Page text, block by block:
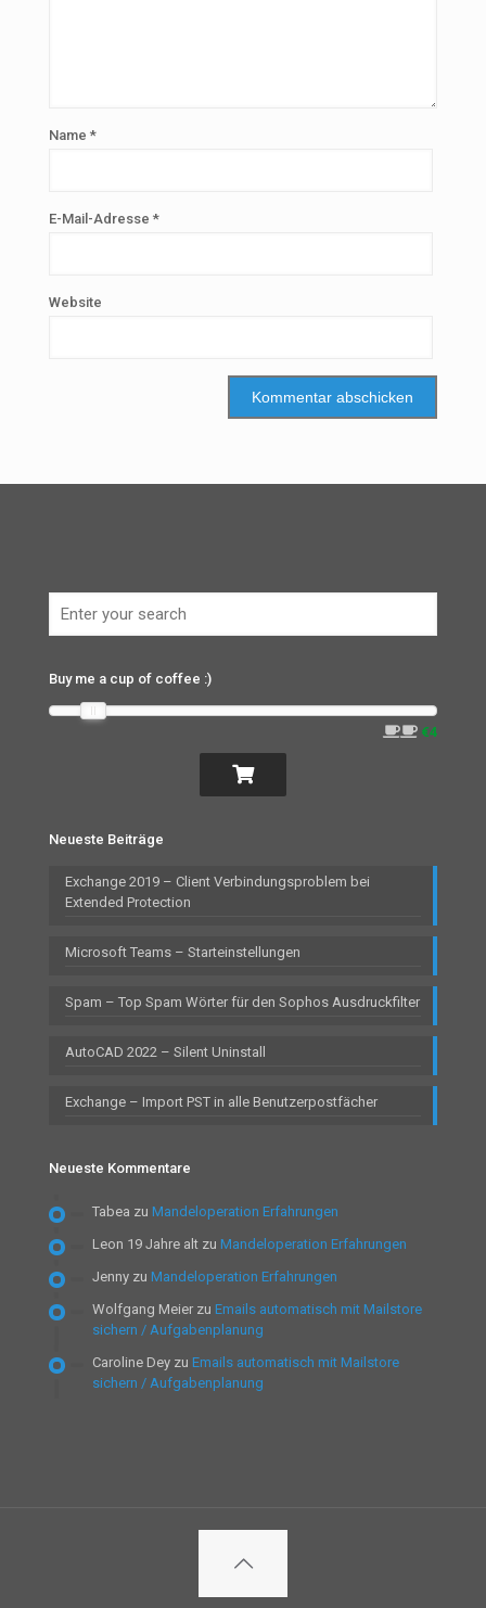
Name *
E-Mail-Adresse *
Website
Buy me a cup of coffee :)
€4
Neueste Beiträge
Exchange 2019 – Client Verbindungsproblem bei
Extended Protection
Microsoft Teams – Starteinstellungen
Spam – Top Spam Wörter für den Sophos Ausdruckfilter
AutoCAD 2022 – Silent Uninstall
Exchange – Import PST in alle Benutzerpostfächer
Neueste Kommentare
Tabea zu Mandeloperation Erfahrungen
Leon 19 Jahre alt zu Mandeloperation Erfahrungen
Jenny zu Mandeloperation Erfahrungen
Wolfgang Meier zu Emails automatisch mit Mailstore
sichern / Aufgabenplanung
Caroline Dey zu Emails automatisch mit Mailstore
sichern / Aufgabenplanung